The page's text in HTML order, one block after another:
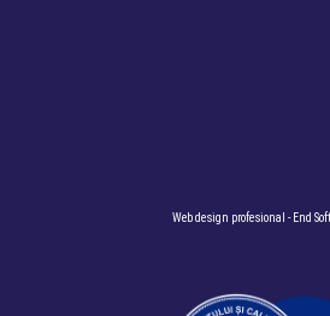
Web design profesional - End